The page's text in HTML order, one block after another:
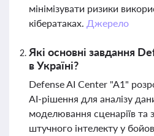
мінімізувати ризики
кібератаках. Джерело
Які основні завдання
в Україні?
Defense AI Center "A1"
AI-рішення для аналізу
моделювання сценаріїв та
штучного інтелекту у